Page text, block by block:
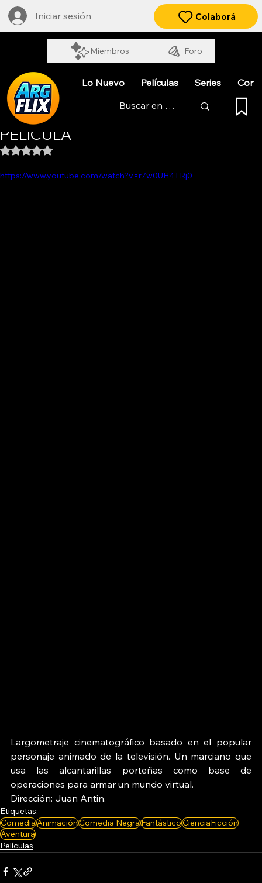
Iniciar sesión
Miembros Foro
Colaborá
Lo Nuevo Películas Series
MERCANO EL MARCIANO. LA
PELÍCULA
Obtuvo NaN de 5 estrellas.
https://www.youtube.com/watch?v=r7w0UH4TRj0
Largometraje cinematográfico basado en el popular
personaje animado de la televisión. Un marciano que
usa las alcantarillas porteñas como base de
operaciones para armar un mundo virtual.
Dirección: Juan Antin.
Etiquetas:
ComediaAnimaciónComedia NegraFantásticoCienciaFicción
Aventura
Películas